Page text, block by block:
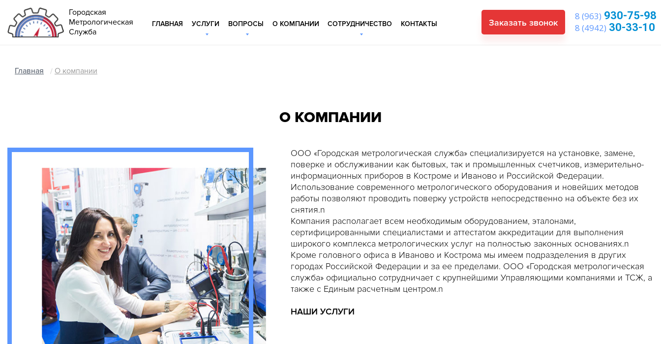
Городская
Метрологическая
Служба
ГЛАВНАЯ УСЛУГИ ВОПРОСЫ О КОМПАНИИ СОТРУДНИЧЕСТВО КОНТАКТЫ Заказать звонок
8 (963) 930-75-98
8 (4942) 30-33-10
Главная О компании
О КОМПАНИИ
ООО «Городская метрологическая служба» специализируется на установке, замене,
поверке и обслуживании как бытовых, так и промышленных счетчиков, измерительно-
информационных приборов в Костроме и Иваново и Российской Федерации.
Использование современного метрологического оборудования и новейших методов
работы позволяют проводить поверку устройств непосредственно на объекте без их
снятия.n
Компания располагает всем необходимым оборудованием, эталонами,
сертифицированными специалистами и аттестатом аккредитации для выполнения
широкого комплекса метрологических услуг на полностью законных основаниях.n
Кроме головного офиса в Иваново и Кострома мы имеем подразделения в других
городах Российской Федерации и за ее пределами. ООО «Городская метрологическая
служба» официально сотрудничает с крупнейшими Управляющими компаниями и ТСЖ, а
также с Единым расчетным центром.n
НАШИ УСЛУГИ